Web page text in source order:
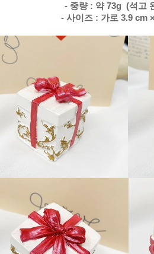
- 중량 : 약 73g (석고
- 사이즈 : 가로 3.9 cm